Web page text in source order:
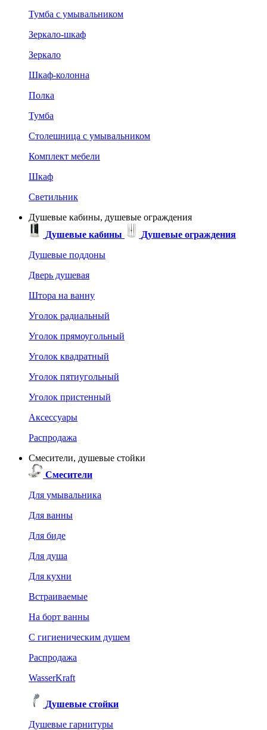
Тумба с умывальником
Зеркало-шкаф
Зеркало
Шкаф-колонна
Полка
Тумба
Столешница с умывальником
Комплект мебели
Шкаф
Светильник
Душевые кабины, душевые ограждения
Душевые кабины
Душевые ограждения
Душевые поддоны
Дверь душевая
Штора на ванну
Уголок радиальный
Уголок прямоугольный
Уголок квадратный
Уголок пятиугольный
Уголок пристенный
Аксессуары
Распродажа
Смесители, душевые стойки
Смесители
Для умывальника
Для ванны
Для биде
Для душа
Для кухни
Встраиваемые
На борт ванны
C гигиеническим душем
Распродажа
WasserKraft
Душевые стойки
Душевые гарнитуры